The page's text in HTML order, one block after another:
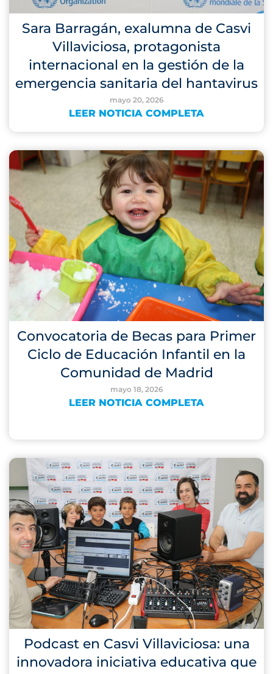
Sara Barragán, exalumna de Casvi
Villaviciosa, protagonista
internacional en la gestión de la
emergencia sanitaria del hantavirus
mayo 20, 2026
LEER NOTICIA COMPLETA
Convocatoria de Becas para Primer
Ciclo de Educación Infantil en la
Comunidad de Madrid
mayo 18, 2026
LEER NOTICIA COMPLETA
Podcast en Casvi Villaviciosa: una
innovadora iniciativa educativa que